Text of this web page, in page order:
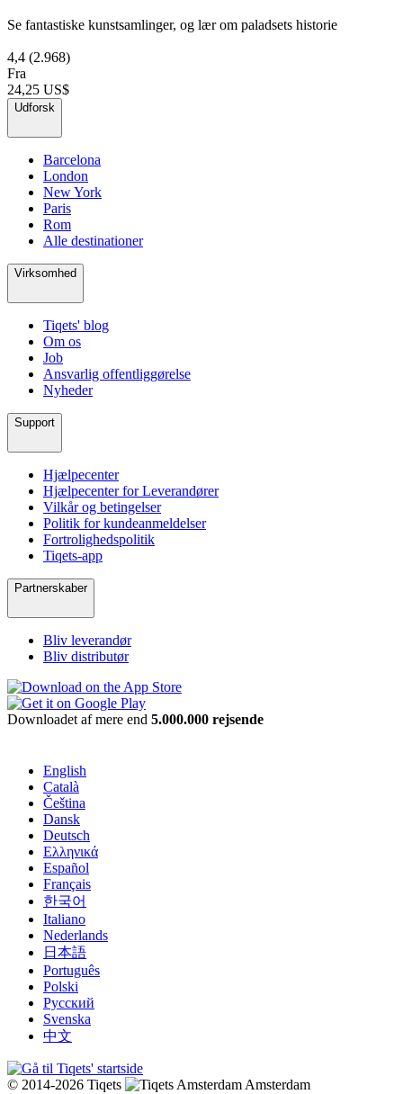
Se fantastiske kunstsamlinger, og lær om paladsets historie
4,4 (2.968)
Fra
24,25 US$
Udforsk
Barcelona
London
New York
Paris
Rom
Alle destinationer
Virksomhed
Tiqets' blog
Om os
Job
Ansvarlig offentliggørelse
Nyheder
Support
Hjælpecenter
Hjælpecenter for Leverandører
Vilkår og betingelser
Politik for kundeanmeldelser
Fortrolighedspolitik
Tiqets-app
Partnerskaber
Bliv leverandør
Bliv distributør
Downloadet af mere end 5.000.000 rejsende
English
Català
Čeština
Dansk
Deutsch
Ελληνικά
Español
Français
한국어
Italiano
Nederlands
日本語
Português
Polski
Русский
Svenska
中文
© 2014-2026 Tiqets Amsterdam